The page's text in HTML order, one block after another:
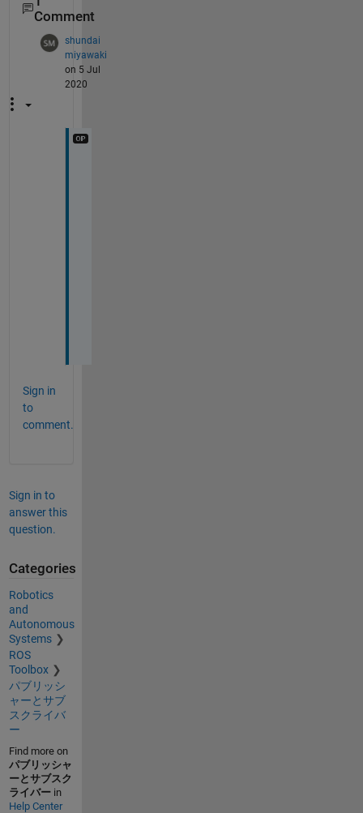
Comment
shundai
miyawaki
on 5 Jul
2020
Sign in
to
comment.
Sign in to
answer this
question.
Categories
Robotics
and
Autonomous
Systems
ROS
Toolbox
パブリッシ
ャーとサブ
スクライバ
ー
Find more on
パブリッシャ
ーとサブスク
ライバーin
Help Center